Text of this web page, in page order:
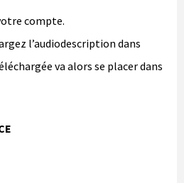
compte.
l’audiodescription dans
va alors se placer dans